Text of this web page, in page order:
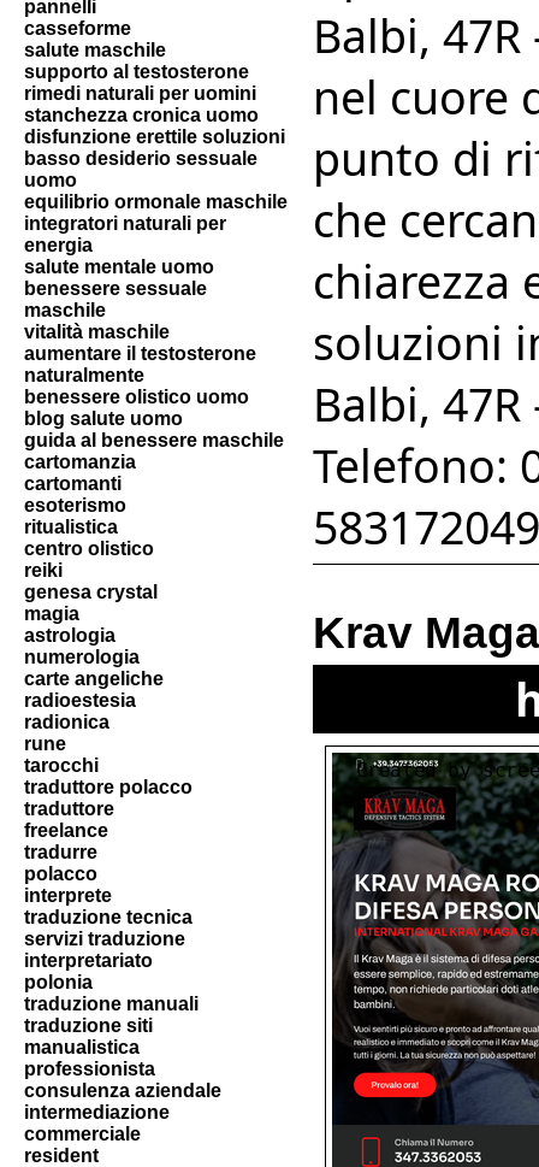
pannelli
casseforme
salute maschile
supporto al testosterone
rimedi naturali per uomini
stanchezza cronica uomo
disfunzione erettile soluzioni
basso desiderio sessuale
uomo
equilibrio ormonale maschile
integratori naturali per
energia
salute mentale uomo
benessere sessuale
maschile
vitalità maschile
aumentare il testosterone
naturalmente
benessere olistico uomo
blog salute uomo
guida al benessere maschile
cartomanzia
cartomanti
esoterismo
ritualistica
centro olistico
reiki
genesa crystal
magia
astrologia
numerologia
carte angeliche
radioestesia
radionica
rune
tarocchi
traduttore polacco
traduttore
freelance
tradurre
polacco
interprete
traduzione tecnica
servizi traduzione
interpretariato
polonia
traduzione manuali
traduzione siti
manualistica
professionista
consulenza aziendale
intermediazione
commerciale
resident
Balbi, 47R
nel cuore
punto di
che
chiarezza
soluzioni
Balbi, 47R
Telefono:
Krav